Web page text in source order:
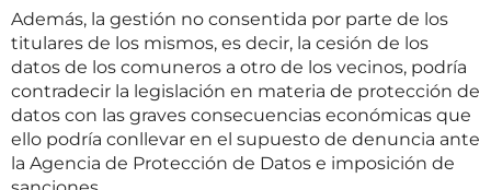
Además, la gestión no consentida por parte de los
titulares de los mismos, es decir, la cesión de los
datos de los comuneros a otro de los vecinos, podría
contradecir la legislación en materia de protección de
datos con las graves consecuencias económicas que
ello podría conllevar en el supuesto de denuncia ante
la Agencia de Protección de Datos e imposición de